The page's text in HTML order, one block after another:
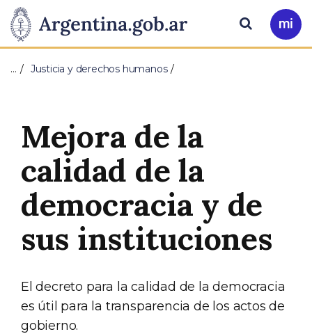
Presidencia
de
Nación
Pasar al contenido principal
Ir
a
Buscar
… Justicia y derechos humanos
Mejora de la
calidad de la
democracia y de
sus instituciones
El decreto para la calidad de la democracia
es útil para la transparencia de los actos de
gobierno.